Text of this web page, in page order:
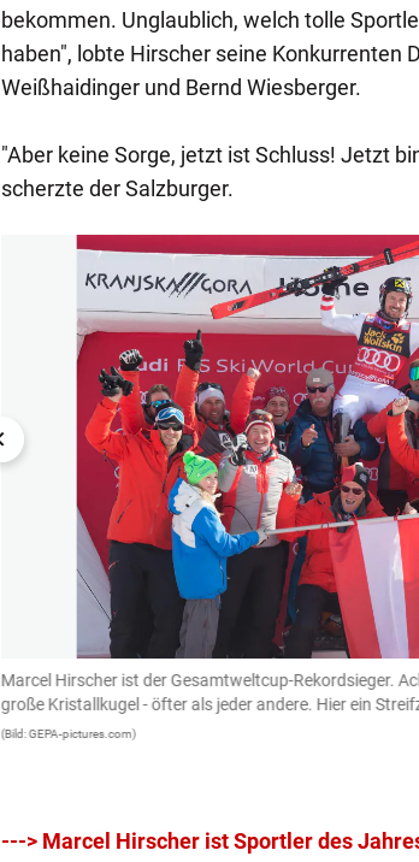
bekommen. Unglaublich, welch tolle
haben", lobte Hirscher seine Konkurrenten
Weißhaidinger und Bernd Wiesberger.
"Aber keine Sorge, jetzt ist Schluss! Jetzt
scherzte der Salzburger.
1/51
Marcel Hirscher ist der Gesamtweltcup-Rekordsieger.
große Kristallkugel - öfter als jeder andere. Hier ein
(Bild: GEPA-pictures.com)
---> Marcel Hirscher ist Sportler des